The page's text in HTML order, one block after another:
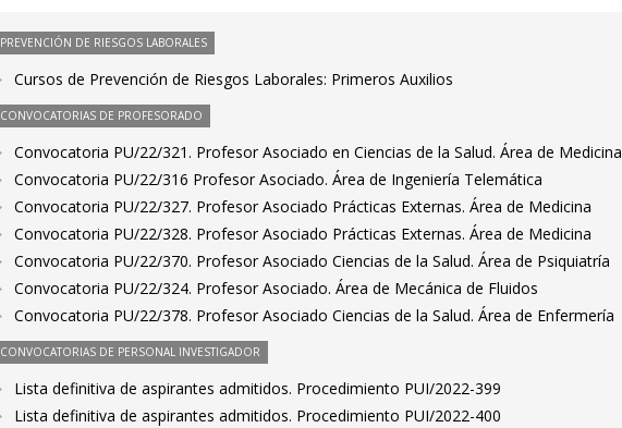
PREVENCIÓN DE RIESGOS LABORALES
Cursos de Prevención de Riesgos Laborales: Primeros Auxilios
CONVOCATORIAS DE PROFESORADO
Convocatoria PU/22/321. Profesor Asociado en Ciencias de la Salud. Área de Medicina
Convocatoria PU/22/316 Profesor Asociado. Área de Ingeniería Telemática
Convocatoria PU/22/327. Profesor Asociado Prácticas Externas. Área de Medicina
Convocatoria PU/22/328. Profesor Asociado Prácticas Externas. Área de Medicina
Convocatoria PU/22/370. Profesor Asociado Ciencias de la Salud. Área de Psiquiatría
Convocatoria PU/22/324. Profesor Asociado. Área de Mecánica de Fluidos
Convocatoria PU/22/378. Profesor Asociado Ciencias de la Salud. Área de Enfermería
CONVOCATORIAS DE PERSONAL INVESTIGADOR
Lista definitiva de aspirantes admitidos. Procedimiento PUI/2022-399
Lista definitiva de aspirantes admitidos. Procedimiento PUI/2022-400